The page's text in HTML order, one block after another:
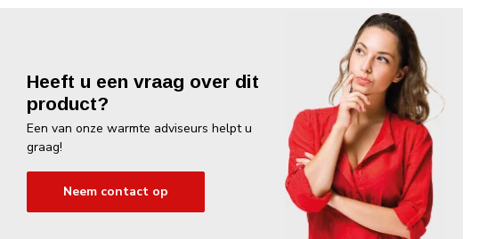
maar de antikalkfunctie lijkt niet helemal effectief. Desondanks een
Bastiaan S.
Geplaatst op 14 Januari 2021 at 19:28
Prima boiler. Makkelijk op te hangen door dat er een boor template op de
doos staat. Het aansluiten van de elektra is makkelijk alleen wat lastig om
het kapje weer terug te zetten (kleine schroefjes en lijnt wat lastig op).
Prima ding simpel en doeltreffend.
Heeft u een vraag over dit
product?
Een van onze warmte adviseurs helpt u
graag!
Neem contact op